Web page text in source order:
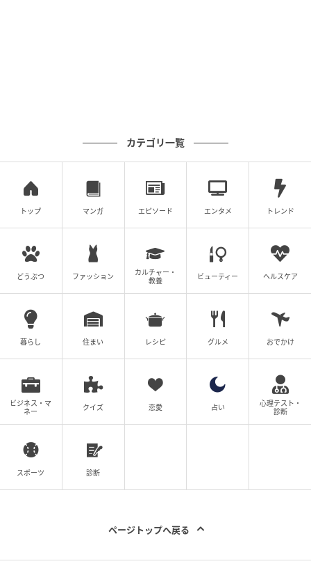
ウエストと裾はドローコードで調節でき、好みのシル
エットにアレンジ可能。ボリューム感のあるフォルム
す。着脱がしやすいフロントファスナー仕様は、少し
開けて抜け感を出すのにも便利。手持ちのトップスに
重ねるだけで、一気に新鮮にアップデートしてくれそ
う。
※すべての商品情報・画像はワークマン出典です。
※記事内の情報は執筆時のものになります。価格変更
や、販売終了の可能性もございます。最新の商品情報
は各お店・ブランドなどにご確認くださいませ。
カテゴリ一覧
トップ マンガ エピソード エンタメ トレンド
どうぶつ ファッション
カルチャー・
教養
ビューティー ヘルスケア
暮らし 住まい レシピ グルメ おでかけ
ビジネス・マ
ネー
クイズ 恋愛 占い
心理テスト・
診断
スポーツ 診断
ページトップへ戻る